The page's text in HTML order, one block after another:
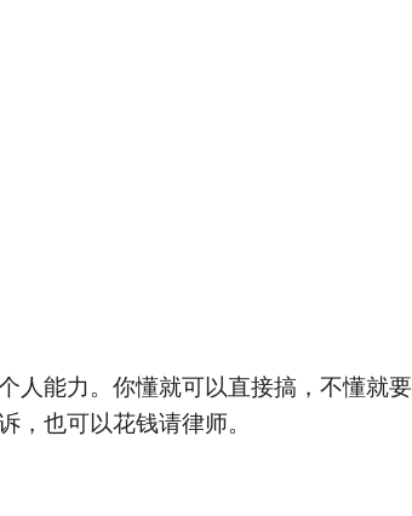
人能力。你懂就可以直接搞，不懂就
，也可以花钱请律师。